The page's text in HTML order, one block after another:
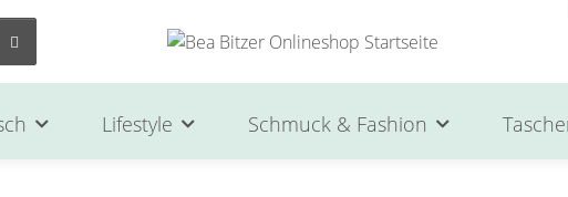
Lifestyle Schmuck & Fashion